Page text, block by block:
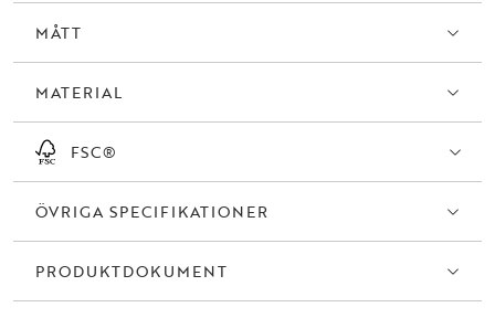
MÅTT
MATERIAL
FSC®
ÖVRIGA SPECIFIKATIONER
PRODUKTDOKUMENT